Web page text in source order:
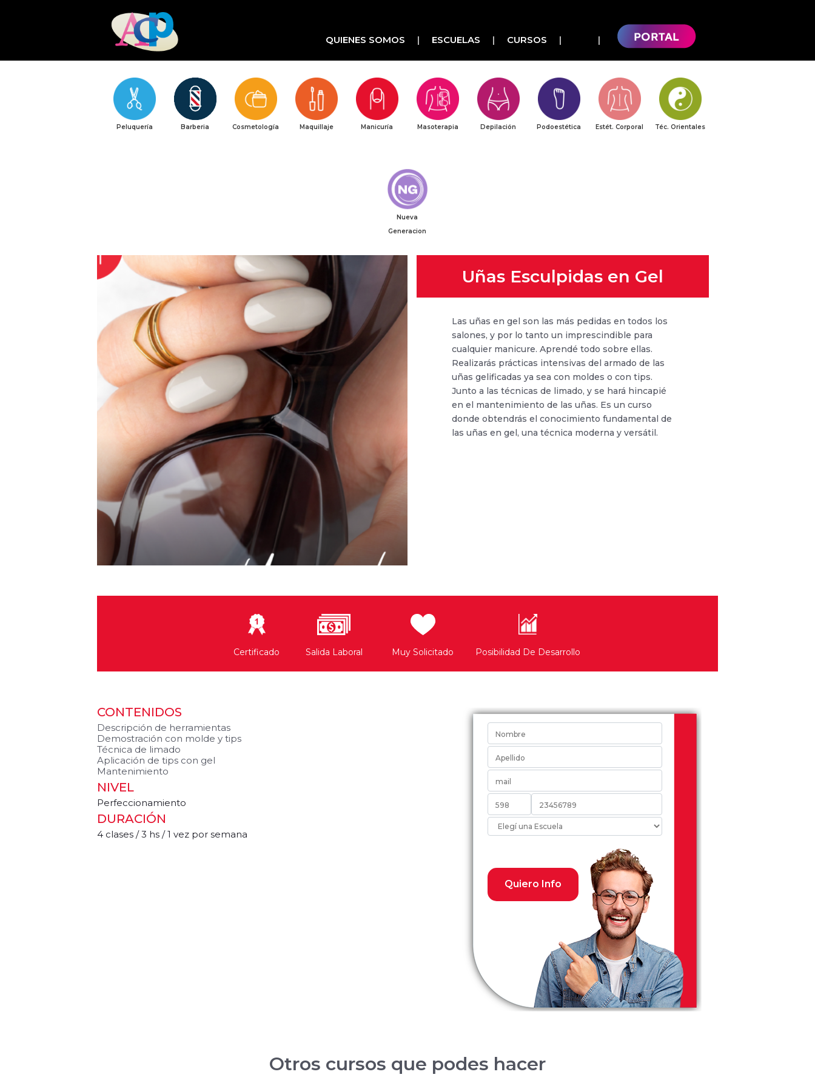
QUIENES SOMOS ESCUELAS CURSOS
Peluquería Barberia Cosmetología Maquillaje Manicuría Masoterapia Depilación Podoestética Estét. Corporal Téc. Orientales
Nueva
Generacion
Uñas Esculpidas en Gel
Las uñas en gel son las más pedidas en todos los
salones, y por lo tanto un imprescindible para
cualquier manicure. Aprendé todo sobre ellas.
Realizarás prácticas intensivas del armado de las
uñas gelificadas ya sea con moldes o con tips.
Junto a las técnicas de limado, y se hará hincapié
en el mantenimiento de las uñas. Es un curso
donde obtendrás el conocimiento fundamental de
las uñas en gel, una técnica moderna y versátil.
Certificado Salida Laboral Muy Solicitado Posibilidad De Desarrollo
CONTENIDOS
Descripción de herramientas
Demostración con molde y tips
Técnica de limado
Aplicación de tips con gel
Mantenimiento
NIVEL
Perfeccionamiento
DURACIÓN
4 clases / 3 hs / 1 vez por semana
Quiero Información
Quiero Info
Otros cursos que podes hacer